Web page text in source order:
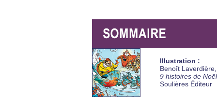
Illustration :
Benoît Laverdière,
9 histoires de Noël
Soulières Éditeur